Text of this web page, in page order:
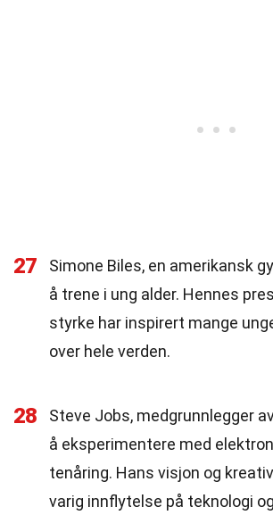
27
Simone Biles, en amerikansk
å trene i ung alder. Hennes
styrke har inspirert mange
over hele verden.
28
Steve Jobs, medgrunnlegger
å eksperimentere med
tenåring. Hans visjon og
varig innflytelse på teknologi